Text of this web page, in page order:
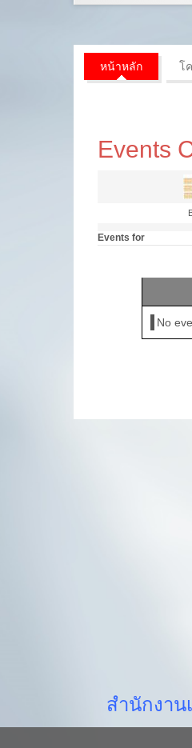
หน้าหลัก โ
Events
Events for
No
สำนักงา